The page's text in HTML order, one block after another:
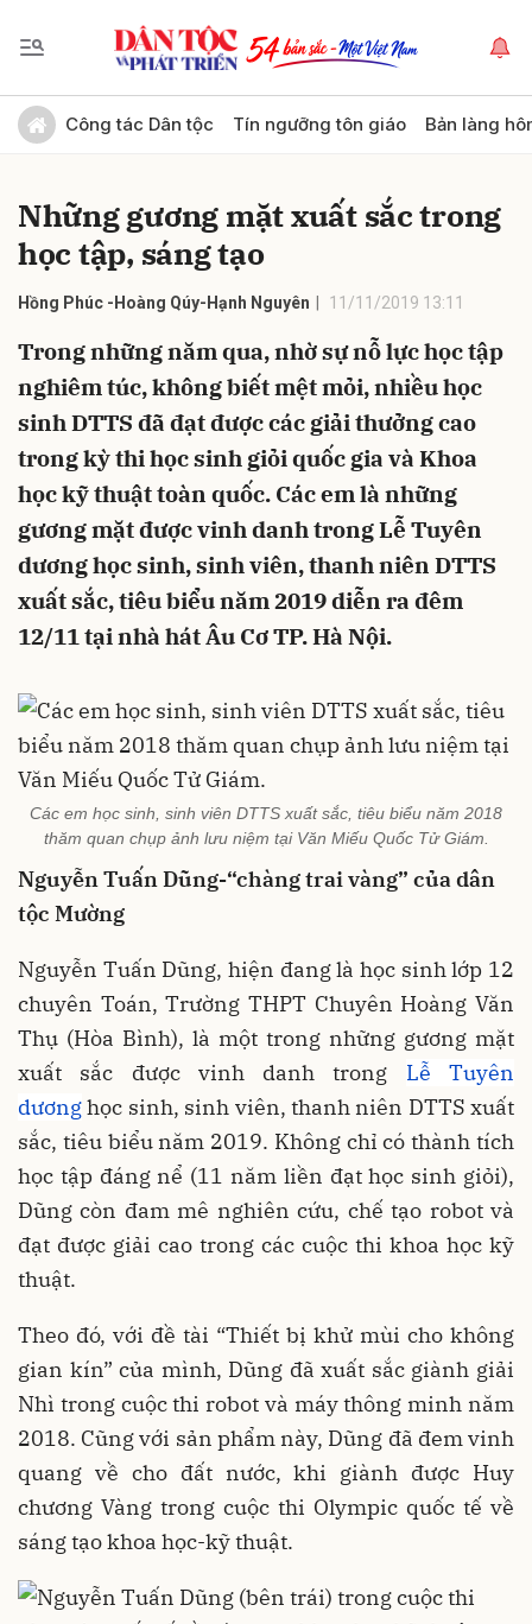
Công tác Dân tộc Tín ngưỡng tôn giáo Bản làng
Những gương mặt xuất sắc trong
học tập, sáng tạo
Hồng Phúc -Hoàng Qúy-Hạnh Nguyên 11/11/2019 13:11
Trong những năm qua, nhờ sự nỗ lực học tập
nghiêm túc, không biết mệt mỏi, nhiều học
sinh DTTS đã đạt được các giải thưởng cao
trong kỳ thi học sinh giỏi quốc gia và Khoa
học kỹ thuật toàn quốc. Các em là những
gương mặt được vinh danh trong Lễ Tuyên
dương học sinh, sinh viên, thanh niên DTTS
xuất sắc, tiêu biểu năm 2019 diễn ra đêm
12/11 tại nhà hát Âu Cơ TP. Hà Nội.
Các em học sinh, sinh viên DTTS xuất sắc, tiêu biểu năm 2018
thăm quan chụp ảnh lưu niệm tại Văn Miếu Quốc Tử Giám.
Nguyễn Tuấn Dũng-“chàng trai vàng” của dân
tộc Mường
Nguyễn Tuấn Dũng, hiện đang là học sinh lớp 12
chuyên Toán, Trường THPT Chuyên Hoàng Văn
Thụ (Hòa Bình), là một trong những gương mặt
xuất sắc được vinh danh trong Lễ Tuyên
dươnghọc sinh, sinh viên, thanh niên DTTS xuất
sắc, tiêu biểu năm 2019. Không chỉ có thành tích
học tập đáng nể (11 năm liền đạt học sinh giỏi),
Dũng còn đam mê nghiên cứu, chế tạo robot và
đạt được giải cao trong các cuộc thi khoa học kỹ
thuật.
Theo đó, với đề tài “Thiết bị khử mùi cho không
gian kín” của mình, Dũng đã xuất sắc giành giải
Nhì trong cuộc thi robot và máy thông minh năm
2018. Cũng với sản phẩm này, Dũng đã đem vinh
quang về cho đất nước, khi giành được Huy
chương Vàng trong cuộc thi Olympic quốc tế về
sáng tạo khoa học-kỹ thuật.
Gửi bình luận
Hủy Gửi